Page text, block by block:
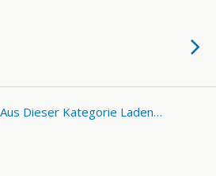
Dieser Kategorie Laden…